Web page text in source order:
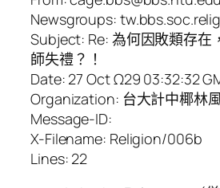
Newsgroups:
Subject: Re: 為何因敗類存在
師失禮？！
Date: 27 Oct Ω29 03:32:32
Organization: 台大計中椰林
Message-ID:
X-Filename: Religion/006b
Lines: 22